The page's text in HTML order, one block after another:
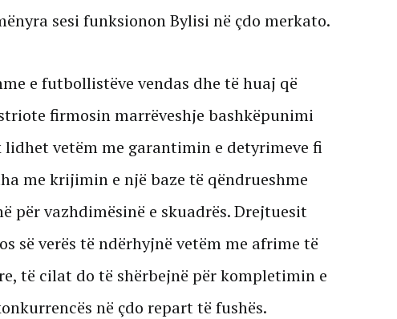
sesi funksionon Bylisi në çdo merkato.
e futbollistëve vendas dhe të huaj që
firmosin marrëveshje bashkëpunimi
lidhet vetëm me garantimin e detyrimeve fi
me krijimin e një baze të qëndrueshme
për vazhdimësinë e skuadrës. Drejtuesit
së verës të ndërhyjnë vetëm me afrime të
të cilat do të shërbejnë për kompletimin e
në çdo repart të fushës.